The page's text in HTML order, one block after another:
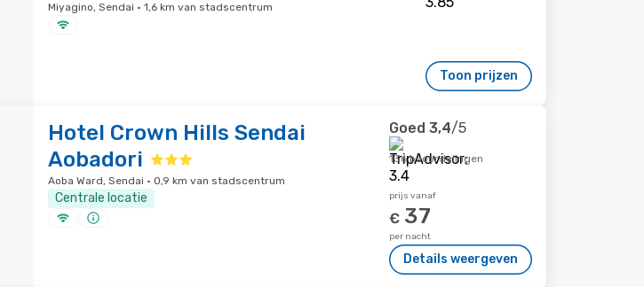
Miyagino, Sendai · 1,6 km van stadscentrum
Toon prijzen
Hotel Crown Hills Sendai
Aobadori
Aoba Ward, Sendai · 0,9 km van stadscentrum
Centrale locatie
Goed 3,4/5
136 beoordelingen
prijs vanaf
€ 37
per nacht
Details weergeven